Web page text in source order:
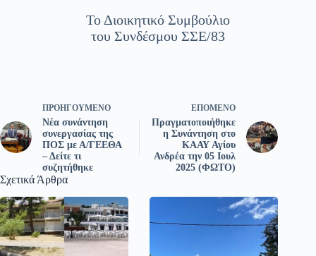
Το Διοικητικό Συμβούλιο
του Συνδέσμου ΣΣΕ/83
ΠΡΟΗΓΟΎΜΕΝΟ
Νέα συνάντηση
συνεργασίας της
ΠΟΣ με Α/ΓΕΕΘΑ
– Δείτε τι
συζητήθηκε
ΕΠΌΜΕΝΟ
Πραγματοποιήθηκε
η Συνάντηση στο
ΚΑΑΥ Αγίου
Ανδρέα την 05 Ιουλ
2025 (ΦΩΤΟ)
Σχετικά Άρθρα